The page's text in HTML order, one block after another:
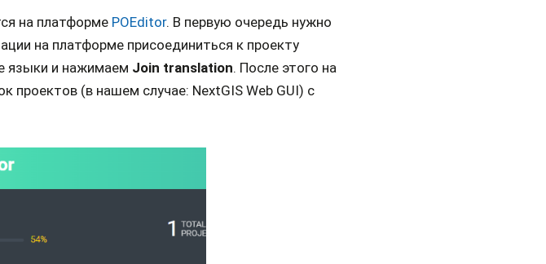
на платформе POEditor. В первую очередь нужно
на платформе присоединиться к проекту
языки и нажимаем Join translation. После этого на
проектов (в нашем случае: NextGIS Web GUI) с